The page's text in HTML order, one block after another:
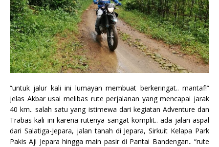
“untuk jalur kali ini lumayan membuat berkeringat.. mantaf!”
jelas Akbar usai melibas rute perjalanan yang mencapai jarak
40 km.. salah satu yang istimewa dari kegiatan Adventure dan
Trabas kali ini karena rutenya sangat komplit.. ada jalan aspal
dari Salatiga-Jepara, jalan tanah di Jepara, Sirkuit Kelapa Park
Pakis Aji Jepara hingga main pasir di Pantai Bandengan.. “rute